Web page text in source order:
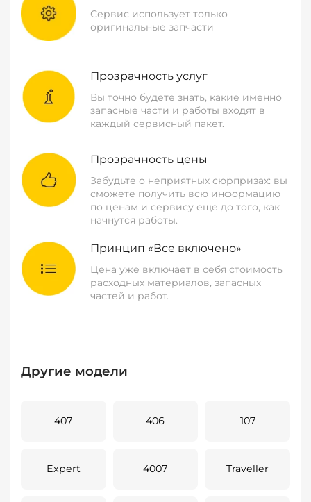
Сервис использует только
оригинальные запчасти
Прозрачность услуг
Вы точно будете знать, какие именно
запасные части и работы входят в
каждый сервисный пакет.
Прозрачность цены
Забудьте о неприятных сюрпризах: вы
сможете получить всю информацию
по ценам и сервису еще до того, как
начнутся работы.
Принцип «Все включено»
Цена уже включает в себя стоимость
расходных материалов, запасных
частей и работ.
Другие модели
407 406 107
Expert 4007 Traveller